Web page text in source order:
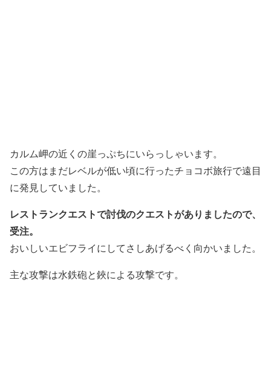
カルム岬の近くの崖っぷちにいらっしゃいます。
この方はまだレベルが低い頃に行ったチョコボ旅行で遠目
に発見していました。
レストランクエストで討伐のクエストがありましたので、
受注。
おいしいエビフライにしてさしあげるべく向かいました。
主な攻撃は水鉄砲と鋏による攻撃です。